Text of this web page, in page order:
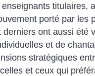
titulaires,
porté par les
derniers ont aussi été
et de
stratégiques
et ceux qui